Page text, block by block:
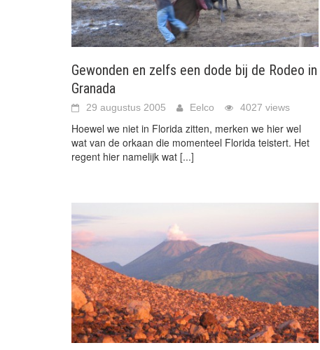
Gewonden en zelfs een dode bij de Rodeo in
Granada
29 augustus 2005 Eelco 4027 views
Hoewel we niet in Florida zitten, merken we hier wel
wat van de orkaan die momenteel Florida teistert. Het
regent hier namelijk wat [...]